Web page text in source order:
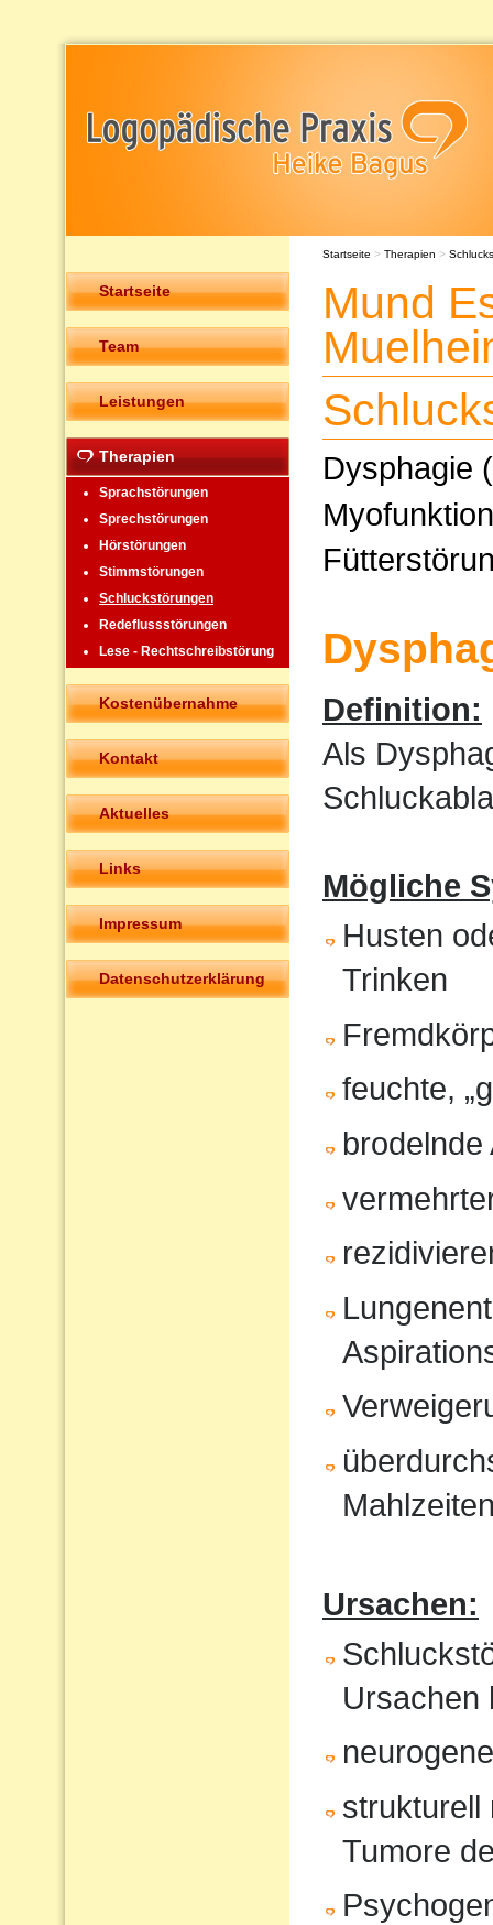
Startseite
Team
Leistungen
Therapien
Sprachstörungen
Sprechstörungen
Hörstörungen
Stimmstörungen
Schluckstörungen
Redeflussstörungen
Lese - Rechtschreibstörung
Kostenübernahme
Kontakt
Aktuelles
Links
Impressum
Datenschutzerklärung
Startseite > Therapien >
Mund
Dysphagie
Definition:
Als
Mögliche
Husten
Trinken
feuchte,
brodelnde
Ursachen:
Ursachen
strukturell
Tumore